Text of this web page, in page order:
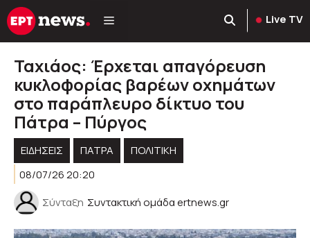
Μετάβαση
σε
Live TV
Ταχιάος: Έρχεται απαγόρευση
κυκλοφορίας βαρέων οχημάτων
στο παράπλευρο δίκτυο του
Πάτρα – Πύργος
ΕΙΔΗΣΕΙΣ ΠΑΤΡΑ
ΠΟΛΙΤΙΚΉ
08/07/26 20:20
Σύνταξη Συντακτική ομάδα ertnews.gr